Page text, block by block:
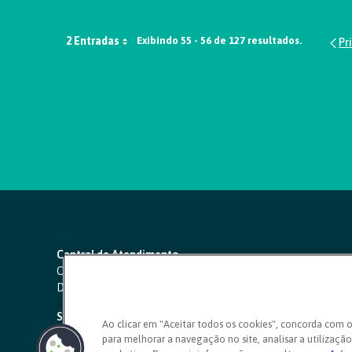
2 Entradas Exibindo 55 - 56 de 127 resultados.
Central de Atendimento
Capitais e regiões metropolitanas:
Demais localidades:
SAC 24 horas
Ouvidoria
Ao clicar em "Aceitar todos os cookies", concorda com
para melhorar a navegação no site, analisar a